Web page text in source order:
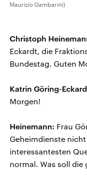
Maurizio Gambarini)
Christoph
Eckardt, die
Bundestag. Guten
Katrin Göring-
Morgen!
Heinemann: Frau
Geheimdienste
interessantesten
normal. Was soll die